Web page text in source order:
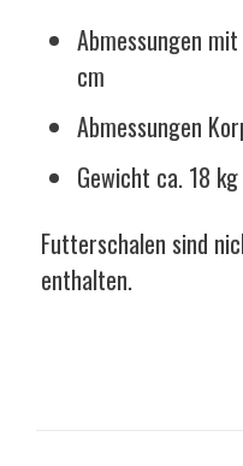
Abmessungen
cm
Abmessungen
Gewicht ca. 18 kg
Futterschalen sind
enthalten.